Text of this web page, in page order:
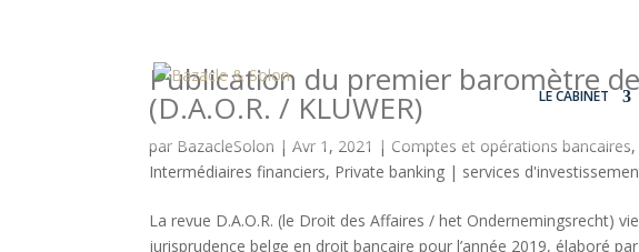
LE CABINET
Publication du premier baromètre
(D.A.O.R. / KLUWER)
par BazacleSolon |Avr 1, 2021 | Comptes et opérations bancaires,
Intermédiaires financiers, Private banking | services
La revue D.A.O.R. (le Droit des Affaires / het Ondernemingsrecht)
jurisprudence belge en droit bancaire pour l’année 2019, élaboré